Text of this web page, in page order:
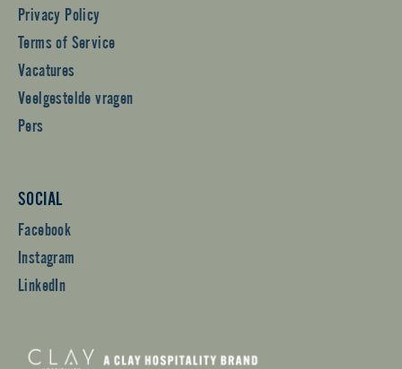
Privacy Policy
Terms of Service
Vacatures
Veelgestelde vragen
Pers
SOCIAL
Facebook
Instagram
LinkedIn